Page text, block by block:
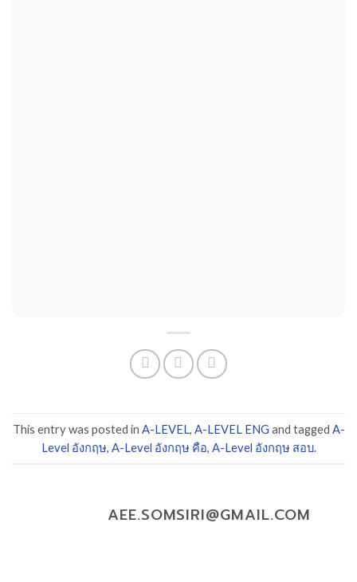
This entry was posted in A-LEVEL A-LEVEL ENG and tagged A-
Level อังกฤษ A-Level อังกฤษ คือ A-Level อังกฤษ สอบ.
AEE.SOMSIRI@GMAIL.COM